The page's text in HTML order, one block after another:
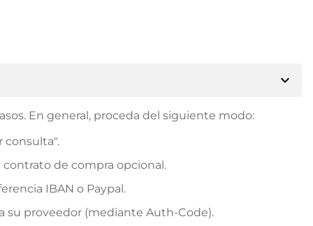
expand_more
En general, proceda del siguiente modo:
consulta".
contrato de compra opcional.
IBAN o Paypal.
su proveedor (mediante Auth-Code).